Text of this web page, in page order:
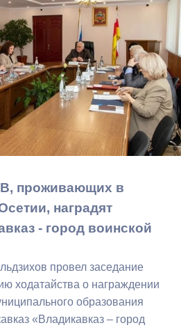
проживающих в
наградят
- город воинской
провел заседание
ходатайства о награждении
образования
«Владикавказ – город